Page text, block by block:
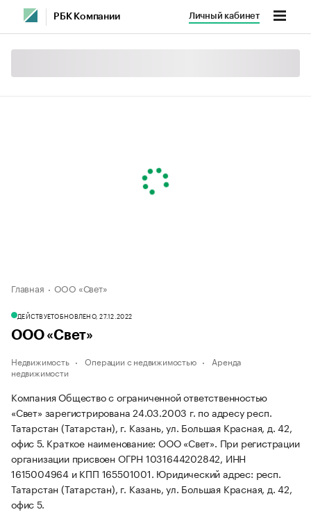
РБК Компании Личный кабинет
Главная ООО «Свет»
ДЕЙСТВУЕТОБНОВЛЕНО, 27.12.2022
ООО «Свет»
Недвижимость Операции с недвижимостью
Аренда
недвижимости
Компания Общество с ограниченной ответственностью
«Свет» зарегистрирована 24.03.2003 г. по адресу респ.
Татарстан (Татарстан), г. Казань, ул. Большая Красная, д. 42,
офис 5. Краткое наименование: ООО «Свет». При регистрации
организации присвоен ОГРН 1031644202842, ИНН
1615004964 и КПП 165501001. Юридический адрес: респ.
Татарстан (Татарстан), г. Казань, ул. Большая Красная, д. 42,
офис 5.